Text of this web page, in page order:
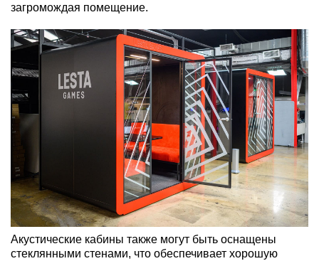
загромождая помещение.
Акустические кабины также могут быть оснащены
стеклянными стенами, что обеспечивает хорошую